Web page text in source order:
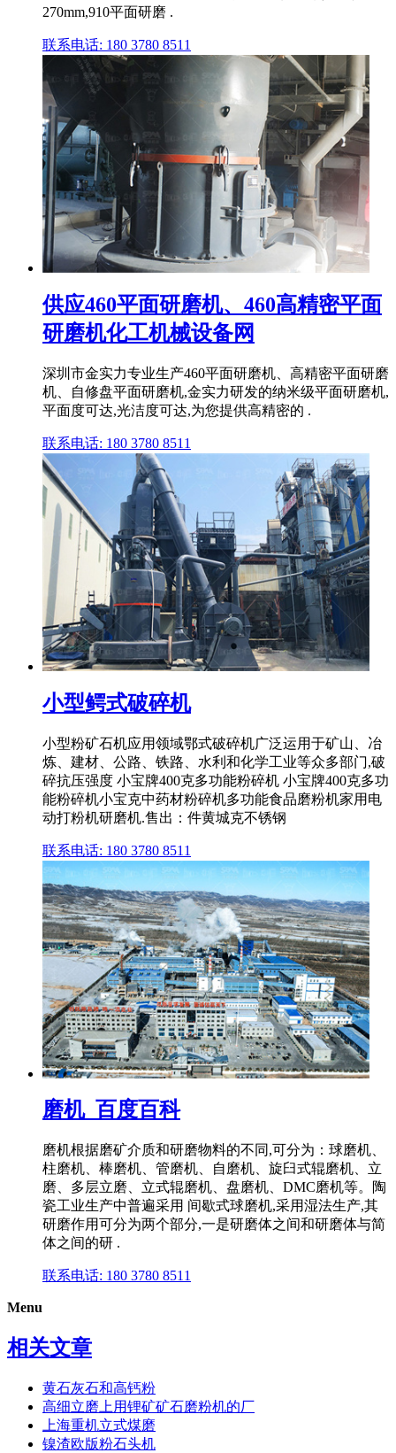
270mm,910平面研磨 .
联系电话: 180 3780 8511
供应460平面研磨机、460高精密平面
研磨机化工机械设备网
深圳市金实力专业生产460平面研磨机、高精密平面研磨
机、自修盘平面研磨机,金实力研发的纳米级平面研磨机,
平面度可达,光洁度可达,为您提供高精密的 .
联系电话: 180 3780 8511
小型鳄式破碎机
小型粉矿石机应用领域鄂式破碎机广泛运用于矿山、冶
炼、建材、公路、铁路、水利和化学工业等众多部门,破
碎抗压强度 小宝牌400克多功能粉碎机 小宝牌400克多功
能粉碎机小宝克中药材粉碎机多功能食品磨粉机家用电
动打粉机研磨机.售出：件黄城克不锈钢
联系电话: 180 3780 8511
磨机_百度百科
磨机根据磨矿介质和研磨物料的不同,可分为：球磨机、
柱磨机、棒磨机、管磨机、自磨机、旋臼式辊磨机、立
磨、多层立磨、立式辊磨机、盘磨机、DMC磨机等。陶
瓷工业生产中普遍采用 间歇式球磨机,采用湿法生产,其
研磨作用可分为两个部分,一是研磨体之间和研磨体与简
体之间的研 .
联系电话: 180 3780 8511
Menu
相关文章
黄石灰石和高钙粉
高细立磨上用锂矿矿石磨粉机的厂
上海重机立式煤磨
镍渣欧版粉石头机